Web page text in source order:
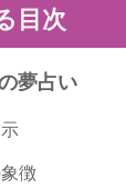
目次
夢占い
徴